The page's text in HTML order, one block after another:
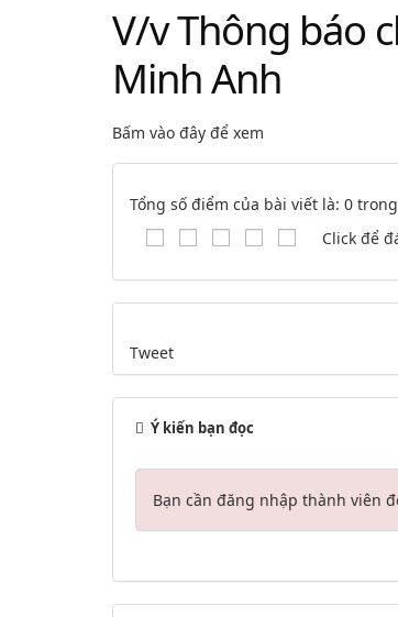
V/v Thông báo
Minh Anh
Bấm vào đây để xem
Tổng số điểm của bài viết là: 0
Click để
Tweet
Ý kiến bạn đọc
Bạn cần đăng nhập thành viên